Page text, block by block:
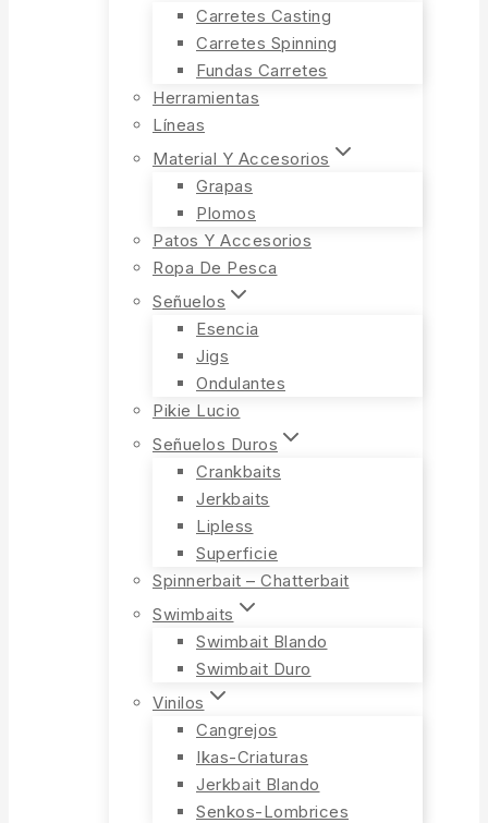
Carretes Casting
Carretes Spinning
Fundas Carretes
Herramientas
Líneas
Material Y Accesorios
Grapas
Plomos
Patos Y Accesorios
Ropa De Pesca
Señuelos
Esencia
Jigs
Ondulantes
Pikie Lucio
Señuelos Duros
Crankbaits
Jerkbaits
Lipless
Superficie
Spinnerbait – Chatterbait
Swimbaits
Swimbait Blando
Swimbait Duro
Vinilos
Cangrejos
Ikas-Criaturas
Jerkbait Blando
Senkos-Lombrices